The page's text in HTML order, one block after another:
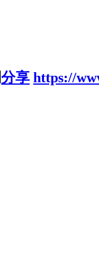
分享 https://